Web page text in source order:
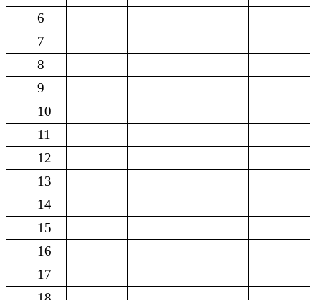
6
7
8
9
10
11
12
13
14
15
16
17